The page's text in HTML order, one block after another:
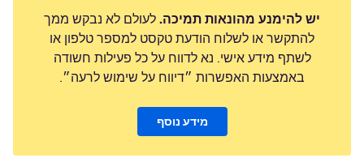
יש להימנע מהונאות תמיכה. לעולם לא נבקש ממך
להתקשר או לשלוח הודעת טקסט למספר טלפון או
לשתף מידע אישי. נא לדווח על כל פעילות חשודה
באמצעות האפשרות ״דיווח על שימוש לרעה״.
מידע נוסף